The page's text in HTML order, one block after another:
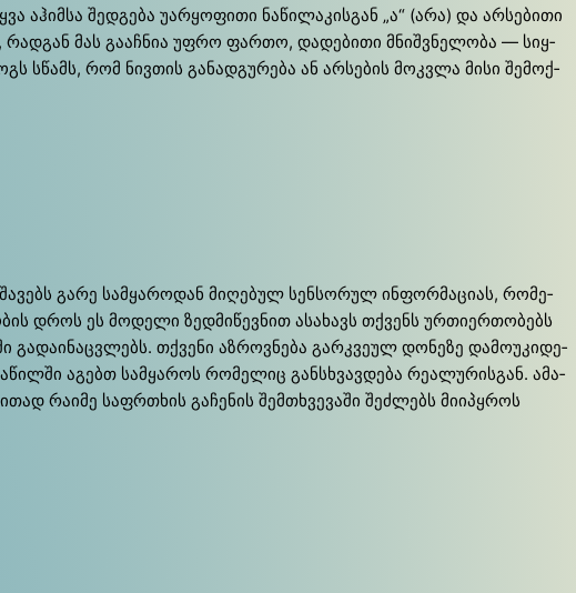
აჰიმ­სა შედ­გე­ბა უარ­ყო­ფი­თი ნა­წი­ლა­კის­გან „ა“ (არა) და არ­სე­ბი­თი
რად­გან მას გა­აჩ­ნია უფრო ფარ­თო, და­დე­ბი­თი მნიშ­ვნე­ლო­ბა — სიყ­
სწამს, რომ ნივ­თის გა­ნად­გუ­რე­ბა ან არ­სე­ბის მოკ­ვლა მი­სი შე­მოქ­
გა­რე სამ­ყა­რო­დან მი­ღე­ბულ სენ­სო­რულ ინ­ფო­რმა­ცი­ას, რო­მე­
დროს ეს მო­დე­ლი ზედ­მი­წევ­ნით ასა­ხავს თქვენს ურ­თი­ერ­თო­ბებს
გა­და­ი­ნაც­ვლებს. თქვე­ნი აზ­როვ­ნე­ბა გარ­კვე­ულ დო­ნე­ზე და­მო­უ­კი­დე­
აგებთ სამ­ყა­როს რო­მე­ლიც განს­ხვავ­დე­ბა რე­ა­ლუ­რის­გან. ამა­
რა­ი­მე საფ­რთხის გა­ჩე­ნის შემთ­ხვე­ვა­ში შეძ­ლებს მი­იპ­ყროს